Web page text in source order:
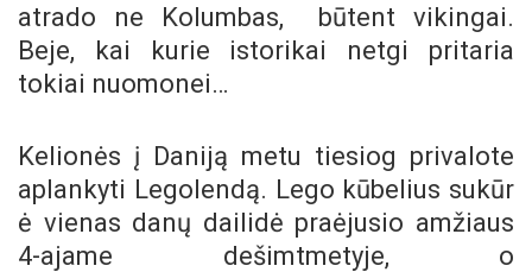
atrado ne Kolumbas, būtent vikingai.
Beje, kai kurie istorikai netgi pritaria
tokiai nuomonei…
Kelionės į Daniją metu tiesiog privalote
aplankyti Legolendą. Lego kūbelius sukūr
ė vienas danų dailidė praėjusio amžiaus
4-ajame dešimtmetyje, o